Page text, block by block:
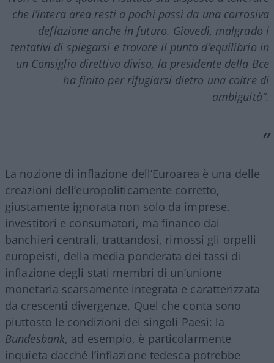
che l’intera area resti a pochi passi da una corrosiva
deflazione anche in futuro. Giovedì, malgrado i
tentativi di spiegarsi e trovare il punto d’equilibrio in
un Consiglio direttivo diviso, la presidente della Bce
ha finito per rifugiarsi dietro una coltre di
ambiguità”.
La nozione di inflazione dell’Euroarea è una delle
creazioni dell’europoliticamente corretto,
giustamente ignorata non solo da imprese,
investitori e consumatori, ma financo dai
banchieri centrali, trattandosi, rimossi gli orpelli
europeisti, della media ponderata dei tassi di
inflazione degli stati membri di un’unione
monetaria scarsamente integrata e caratterizzata
da crescenti divergenze. Quel che conta sono
piuttosto le condizioni dei singoli Paesi: la
Bundesbank, ad esempio, è particolarmente
inquieta dacché l’inflazione tedesca potrebbe